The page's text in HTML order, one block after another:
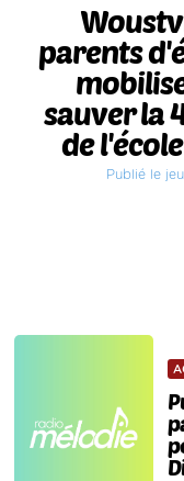
parents
sauver la
de
Publié le